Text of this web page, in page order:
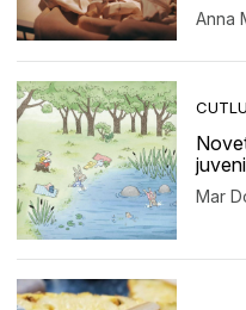
Anna
Mar